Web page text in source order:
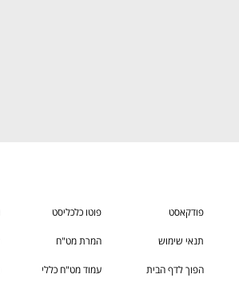
פודקאסט פוטו כלכליסט
תנאי שימוש המרת מט"ח
הפוך לדף הבית עמוד מט"ח כללי